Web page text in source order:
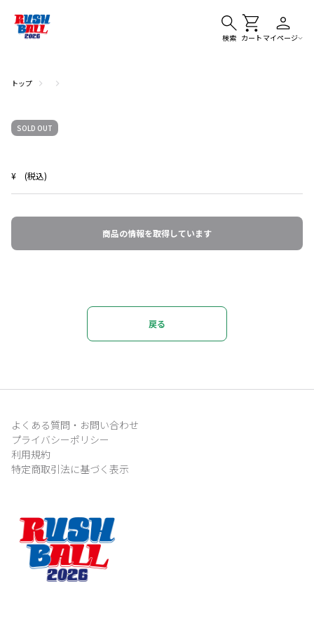
検索 カート マイページ
トップ
SOLD OUT
¥ (税込)
商品の情報を取得しています
戻る
よくある質問・お問い合わせ
プライバシーポリシー
利用規約
特定商取引法に基づく表示